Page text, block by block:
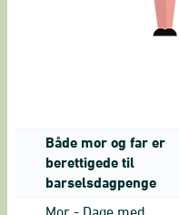
Både mor og far er
berettigede til
barselsdagpenge
Mor - Dage med